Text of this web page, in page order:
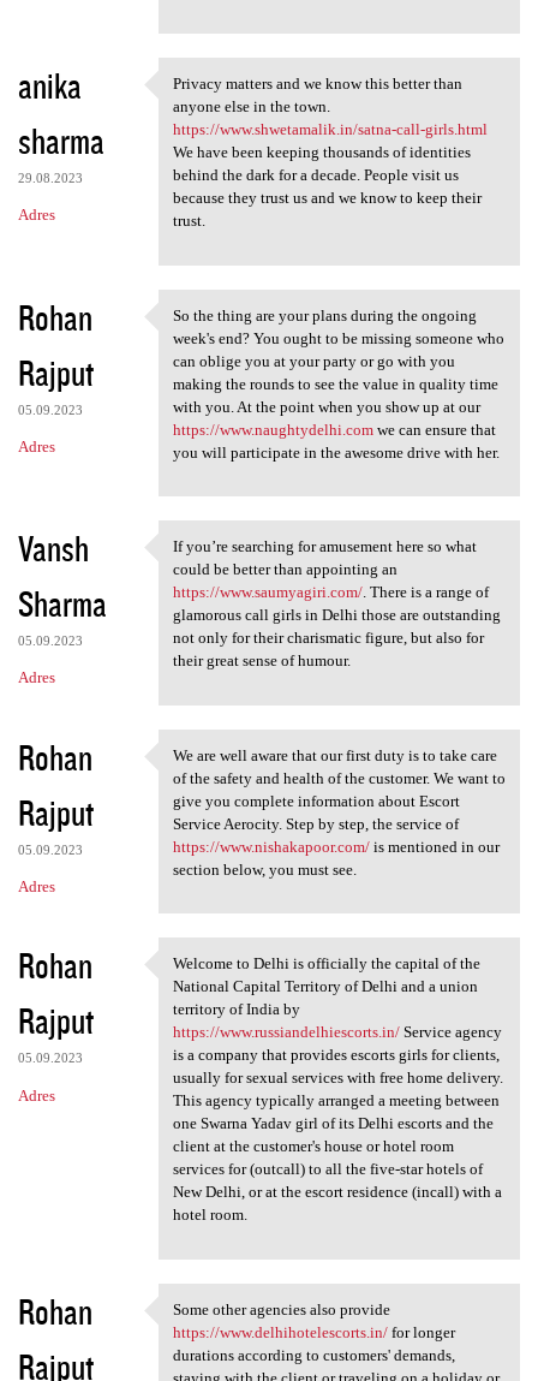
anika
sharma
29.08.2023
Adres
Privacy matters and we know
Privacy matters and we know this better than
anyone else in the town.
https://www.shwetamalik.in/satna-call-girls.html
We have been keeping thousands of identities
behind the dark for a decade. People visit us
because they trust us and we know to keep their
trust.
Rohan
Rajput
05.09.2023
Adres
So the thing are your plans
So the thing are your plans during the ongoing
week's end? You ought to be missing someone who
can oblige you at your party or go with you
making the rounds to see the value in quality time
with you. At the point when you show up at our
https://www.naughtydelhi.comwe can ensure that
you will participate in the awesome drive with her.
Vansh
Sharma
05.09.2023
Adres
If you’re searching for
If you’re searching for amusement here so what
could be better than appointing an
https://www.saumyagiri.com/. There is a range of
glamorous call girls in Delhi those are outstanding
not only for their charismatic figure, but also for
their great sense of humour.
Rohan
Rajput
05.09.2023
Adres
We are well aware that our
We are well aware that our first duty is to take care
of the safety and health of the customer. We want to
give you complete information about Escort
Service Aerocity. Step by step, the service of
https://www.nishakapoor.com/is mentioned in our
section below, you must see.
Rohan
Rajput
05.09.2023
Adres
Welcome to Delhi is
Welcome to Delhi is officially the capital of the
National Capital Territory of Delhi and a union
territory of India by
https://www.russiandelhiescorts.in/Service agency
is a company that provides escorts girls for clients,
usually for sexual services with free home delivery.
This agency typically arranged a meeting between
one Swarna Yadav girl of its Delhi escorts and the
client at the customer's house or hotel room
services for (outcall) to all the five-star hotels of
New Delhi, or at the escort residence (incall) with a
hotel room.
Rohan
Rajput
Some other agencies also
Some other agencies also provide
https://www.delhihotelescorts.in/for longer
durations according to customers' demands,